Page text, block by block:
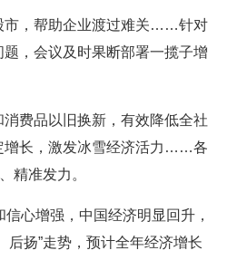
市，帮助企业渡过难关……针对
，会议及时果断部署一揽子增
费品以旧换新，有效降低全社
增长，激发冰雪经济活力……各
精准发力。
心增强，中国经济明显回升，
后扬”走势，预计全年经济增长